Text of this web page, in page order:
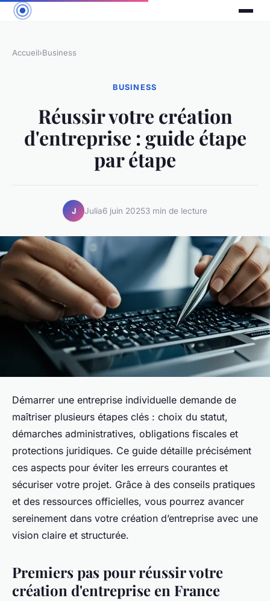
Accueil›Business
BUSINESS
Réussir votre création
d'entreprise : guide étape
par étape
J Julia6 juin 20253 min de lecture
Démarrer une entreprise individuelle demande de
maîtriser plusieurs étapes clés : choix du statut,
démarches administratives, obligations fiscales et
protections juridiques. Ce guide détaille précisément
ces aspects pour éviter les erreurs courantes et
sécuriser votre projet. Grâce à des conseils pratiques
et des ressources officielles, vous pourrez avancer
sereinement dans votre création d’entreprise avec une
vision claire et structurée.
Premiers pas pour réussir votre
création d'entreprise en France